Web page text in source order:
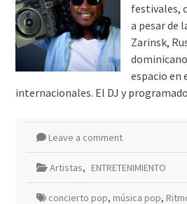
festivales,
a pesar de
Zarinsk,
espacio en
internacionales. El DJ y
Leave a comment
Artistas, ENTRETENIMIENTO
concierto pop, música pop,